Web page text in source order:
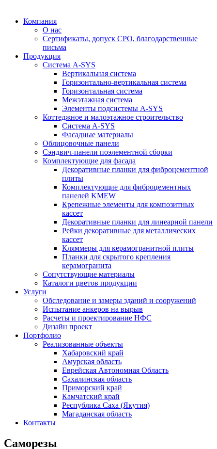
Компания
О нас
Сертификаты, допуск СРО, благодарственные
письма
Продукция
Система A-SYS
Вертикальная система
Горизонтально-вертикальная система
Горизонтальная система
Межэтажная система
Элементы подсистемы A-SYS
Коттеджное и малоэтажное строительство
Система A-SYS
Фасадные материалы
Облицовочные панели
Сэндвич-панели поэлементной сборки
Комплектующие для фасада
Декоративные планки для фиброцементной
плиты
Комплектующие для фиброцементных
панелей KMEW
Крепежные элементы для композитных
кассет
Декоративные планки для линеарной панели
Рейки декоративные для металлических
кассет
Кляммеры для керамогранитной плиты
Планки для скрытого крепления
керамогранита
Сопутствующие материалы
Каталоги цветов продукции
Услуги
Обследование и замеры зданий и сооружений
Испытание анкеров на вырыв
Расчеты и проектирование НФС
Дизайн проект
Портфолио
Реализованные объекты
Хабаровский край
Амурская область
Еврейская Автономная Область
Сахалинская область
Приморский край
Камчатский край
Республика Саха (Якутия)
Магаданская область
Контакты
Саморезы